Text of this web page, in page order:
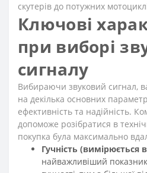
скутерів до потужних
Ключові
при виборі
сигналу
Вибираючи звуковий сигнал,
на декілька основних
ефективність та надійність.
допоможе розібратися в
покупка була максимально
Гучність (вимірюється
найважливіший